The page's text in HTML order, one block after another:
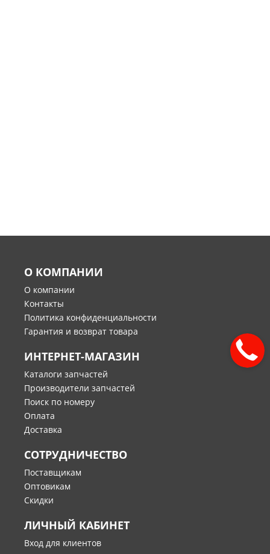
О КОМПАНИИ
О компании
Контакты
Политика конфиденциальности
Гарантия и возврат товара
ИНТЕРНЕТ-МАГАЗИН
Каталоги запчастей
Производители запчастей
Поиск по номеру
Оплата
Доставка
СОТРУДНИЧЕСТВО
Поставщикам
Оптовикам
Скидки
ЛИЧНЫЙ КАБИНЕТ
Вход для клиентов